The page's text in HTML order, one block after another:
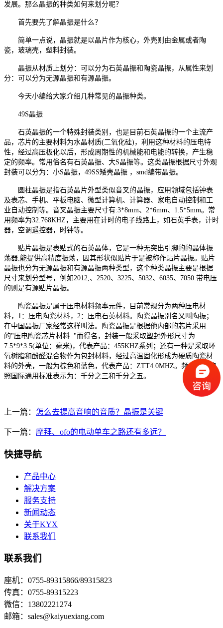
发展。那么晶振的种类如何来划分呢？
首先要先了解晶振是什么？
简单一点说，晶振就是以晶片作为核心，外壳则由金属或者陶
瓷，玻璃壳，塑料封装。
晶振从材质上划分：可以分为石英晶振和陶瓷晶振，从属性来划
分：可以分为无源晶振和有源晶振。
今天小编给大家介绍几种常见的晶振种类。
49S晶振
石英晶振的一个特殊封装类别，也是目前石英晶振的一个主流产
品，芯片的主要材料为水晶材质(二氧化硅)，利用这种材料的压电特
性，经过高压极化以后，形成周期性的机械能和电能的转换，产生稳
定的频率。常用俗名有石英晶振、大S晶振等。这类晶振根据尺寸外观
封装可以分为：小S晶振，49SS矮壳晶振 ，smd编带晶振。
圆柱晶振是指石英晶片外型类似音叉的晶振，应用领域包括钟表
及表芯、手机、平板电脑、微型计算机、计算器、家电自动控制和工
业自动控制等。音叉晶振主要尺寸有:3*8mm、2*6mm、1.5*5mm。常
用频率为32.768KHZ，主要用在计时的电子线路上，如石英手表，计时
器，空调遥控器，时钟等。
贴片晶振是表贴式的石英晶体，它是一种无突出引脚的的晶体振
荡器,能提供高精度振荡，因其形状似贴片于是被称作贴片晶振。贴片
晶振也分为无源晶振和有源晶振两种类型，这个种类晶振主要是根据
尺寸来划分型号，例如2012,、2520、3225、5032、6035、7050.带电压
的则是有源贴片晶振。
陶瓷晶振是属于压电材料频率元件，目前常规分为两种压电材
料，1：压电陶瓷材料，2：压电石英材料。陶瓷晶振别名又叫陶振；
在中国晶振厂家经常这样叫法。陶瓷晶振是根据他内部的芯片采用
的"压电陶瓷芯片材料 "而得名，封装一般采取塑封外形尺寸为
7.5*9*3.5(单位：毫米)，代表产品：455KHZ系列；还有一种是采取环
氧树脂和酚醛混合物作为包封材料，经过高温固化形成为硬质陶瓷材
料的外壳，一般为棕色和蓝色，代表产品：ZTT4.0MHZ。频率精度按
照国际通用标准表示为：千分之三和千分之五。
上一篇： 怎么去提高音响的音质？晶振是关键
下一篇： 摩拜、ofo的电动单车之路还有多远？
快捷导航
产品中心
解决方案
服务支持
新闻动态
关于KYX
联系我们
联系我们
座机：0755-89315866/89315823
传真：0755-89315223
微信：13802221274
邮箱：sales@kaiyuexiang.com